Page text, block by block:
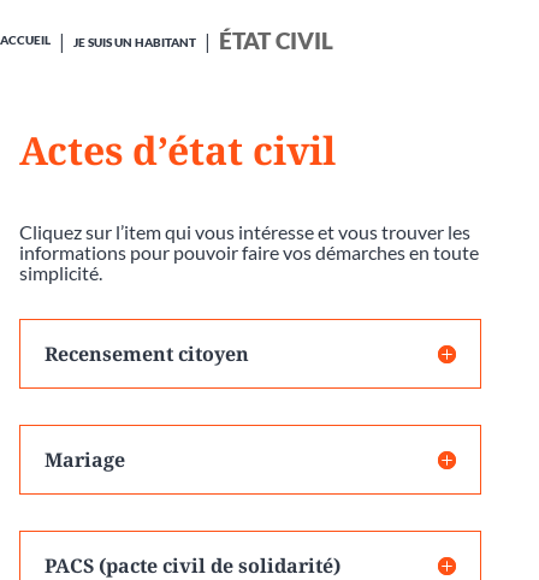
ACCUEIL JE SUIS UN HABITANT ÉTAT CIVIL
Actes d’état civil
Cliquez sur l’item qui vous intéresse et vous trouver les
informations pour pouvoir faire vos démarches en toute
simplicité.
Recensement citoyen
Mariage
PACS (pacte civil de solidarité)